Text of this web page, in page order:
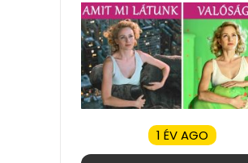
1 ÉV AGO